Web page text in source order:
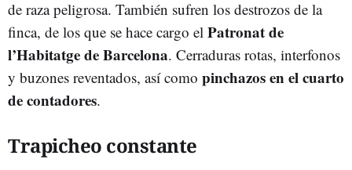
de raza peligrosa. También sufren los destrozos de la
finca, de los que se hace cargo el Patronat de
l’Habitatge de Barcelona. Cerraduras rotas, interfonos
y buzones reventados, así como pinchazos en el cuarto
de contadores.
Trapicheo constante